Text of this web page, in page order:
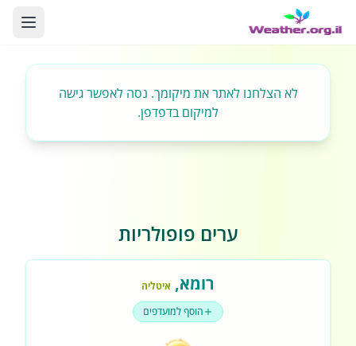
לא הצלחנו לאתר את מיקומך. נסה לאפשר גישה
למיקום בדפדפן.
ערים פופולריות
רומא, איטליה
הוסף למועדפים